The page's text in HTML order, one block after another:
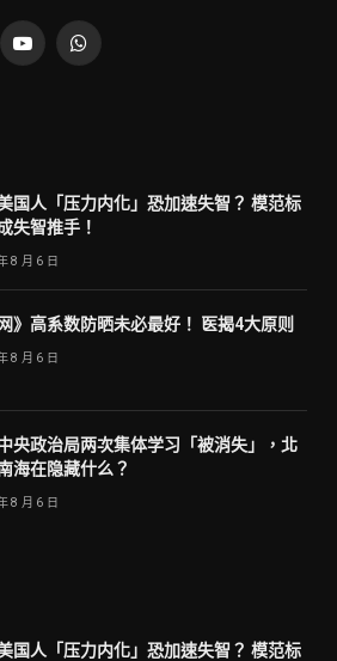
YouTubeWhatsApp
国人「压力内化」恐加速失智？ 模范标
失智推手！
8 月 6 日
》高系数防晒未必最好！ 医揭4大原则
8 月 6 日
央政治局两次集体学习「被消失」，北
海在隐藏什么？
8 月 6 日
国人「压力内化」恐加速失智？ 模范标